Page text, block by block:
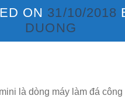
ON 31/10/2018
DUONG
là dòng máy làm đá công